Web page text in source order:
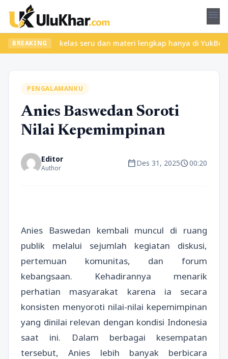
menu
BREAKINGkelas seru dan materi lengkap hanya di
PENGALAMANKU
Anies Baswedan Soroti
Nilai Kepemimpinan
Editor
Author calendar_todayDes 31, 2025schedule00:20
Anies Baswedan kembali muncul di ruang
publik melalui sejumlah kegiatan diskusi,
pertemuan komunitas, dan forum
kebangsaan. Kehadirannya menarik
perhatian masyarakat karena ia secara
konsisten menyoroti nilai-nilai kepemimpinan
yang dinilai relevan dengan kondisi Indonesia
saat ini. Dalam berbagai kesempatan
tersebut, Anies lebih banyak berbicara